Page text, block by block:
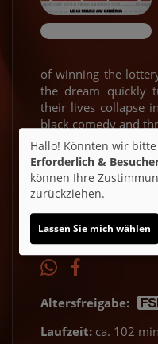
of winning the
the dream quickly
their lives collapse
black comedy and
Ticket-
Altersfreigabe:
Laufzeit: ca. 102
Hallo! Könnten wir
Erforderlich &
können Ihre
zurückziehen.
Lassen Sie mich wählen